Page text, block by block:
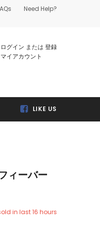
Need Help?
ログイン または 登録
マイアカウント
LIKE US
ィーバー
in last16 hours